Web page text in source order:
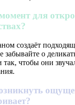
для
создаёт
забывайте о
чтобы они